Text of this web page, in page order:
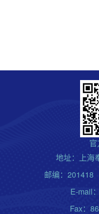
地址：上海
邮编：201418
E-mail
Fax：